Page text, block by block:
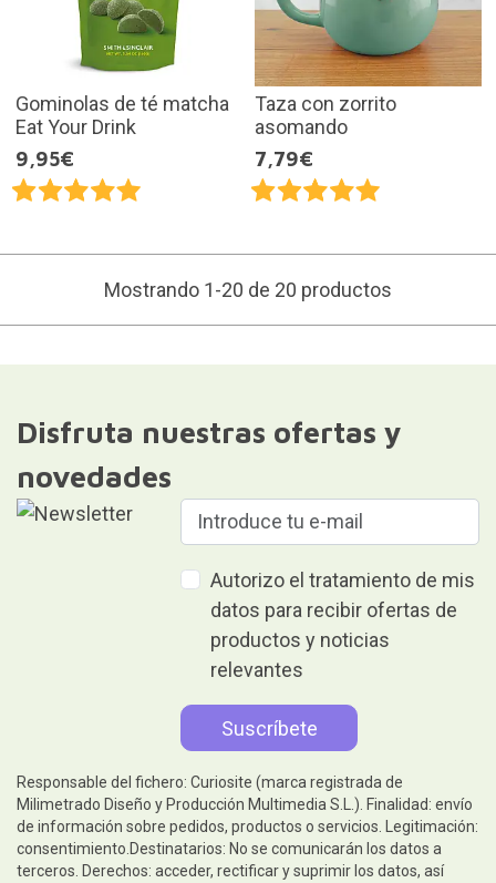
Gominolas de té matcha
Eat Your Drink
9,95€
Taza con zorrito
asomando
7,79€
Mostrando 1-20 de 20 productos
Disfruta nuestras ofertas y
novedades
Autorizo el tratamiento de mis
datos para recibir ofertas de
productos y noticias
relevantes
Responsable del fichero: Curiosite (marca registrada de
Milimetrado Diseño y Producción Multimedia S.L.). Finalidad: envío
de información sobre pedidos, productos o servicios. Legitimación:
consentimiento.Destinatarios: No se comunicarán los datos a
terceros. Derechos: acceder, rectificar y suprimir los datos, así